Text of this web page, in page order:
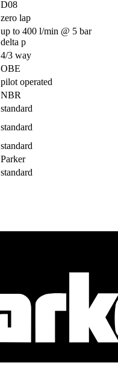
D08
zero lap
up to 400 l/min @ 5 bar
delta p
4/3 way
OBE
pilot operated
NBR
standard
standard
standard
Parker
standard